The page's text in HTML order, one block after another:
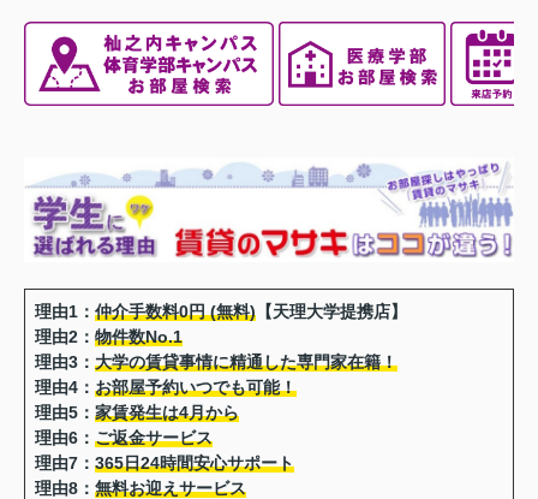
理由1：仲介手数料0円 (無料) 【天理大学提携店】
理由2：物件数No.1
理由3：大学の賃貸事情に精通した専門家在籍！
理由4：お部屋予約いつでも可能！
理由5：家賃発生は4月から
理由6：ご返金サービス
理由7：365日24時間安心サポート
理由8：無料お迎えサービス